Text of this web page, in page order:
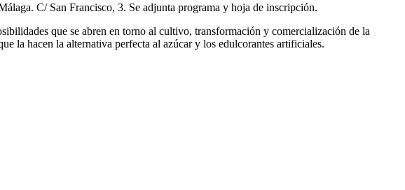
C/ San Francisco, 3. Se adjunta programa y hoja de inscripción.
que se abren en torno al cultivo, transformación y comercialización de la
la hacen la alternativa perfecta al azúcar y los edulcorantes artificiales.